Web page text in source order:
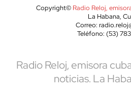
Copyright© Radio Reloj,
La Habana,
Correo:
Teléfono: (53)
Radio Reloj, emisora
noticias. La